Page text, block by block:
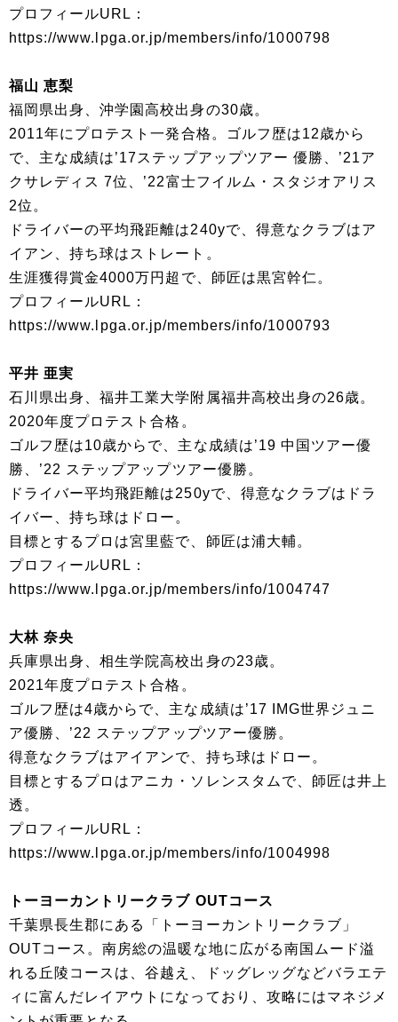
プロフィールURL：
https://www.lpga.or.jp/members/info/1000798
福山 恵梨
福岡県出身、沖学園高校出身の30歳。
2011年にプロテスト一発合格。ゴルフ歴は12歳から
で、主な成績は’17ステップアップツアー 優勝、’21ア
クサレディス 7位、’22富士フイルム・スタジオアリス
2位。
ドライバーの平均飛距離は240yで、得意なクラブはア
イアン、持ち球はストレート。
生涯獲得賞金4000万円超で、師匠は黒宮幹仁。
プロフィールURL：
https://www.lpga.or.jp/members/info/1000793
平井 亜実
石川県出身、福井工業大学附属福井高校出身の26歳。
2020年度プロテスト合格。
ゴルフ歴は10歳からで、主な成績は’19 中国ツアー優
勝、’22 ステップアップツアー優勝。
ドライバー平均飛距離は250yで、得意なクラブはドラ
イバー、持ち球はドロー。
目標とするプロは宮里藍で、師匠は浦大輔。
プロフィールURL：
https://www.lpga.or.jp/members/info/1004747
大林 奈央
兵庫県出身、相生学院高校出身の23歳。
2021年度プロテスト合格。
ゴルフ歴は4歳からで、主な成績は’17 IMG世界ジュニ
ア優勝、’22 ステップアップツアー優勝。
得意なクラブはアイアンで、持ち球はドロー。
目標とするプロはアニカ・ソレンスタムで、師匠は井上
透。
プロフィールURL：
https://www.lpga.or.jp/members/info/1004998
トーヨーカントリークラブ OUTコース
千葉県長生郡にある「トーヨーカントリークラブ」
OUTコース。南房総の温暖な地に広がる南国ムード溢
れる丘陵コースは、谷越え、ドッグレッグなどバラエテ
ィに富んだレイアウトになっており、攻略にはマネジメ